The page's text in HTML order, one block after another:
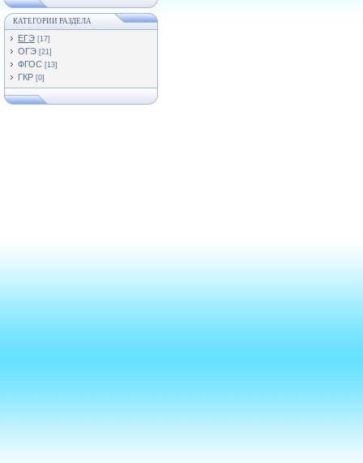
КАТЕГОРИИ РАЗДЕЛА
ЕГЭ [17]
ОГЭ [21]
ФГОС [13]
ГКР [0]